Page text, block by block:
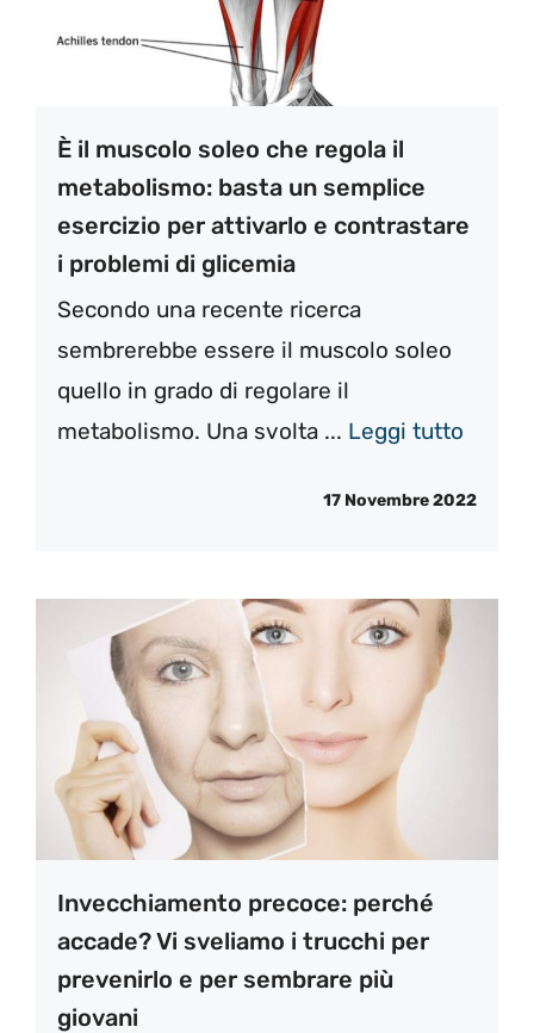
È il muscolo soleo che regola il
metabolismo: basta un semplice
esercizio per attivarlo e contrastare
i problemi di glicemia
Secondo una recente ricerca
sembrerebbe essere il muscolo soleo
quello in grado di regolare il
metabolismo. Una svolta ... Leggi tutto
17 Novembre 2022
Invecchiamento precoce: perché
accade? Vi sveliamo i trucchi per
prevenirlo e per sembrare più
giovani